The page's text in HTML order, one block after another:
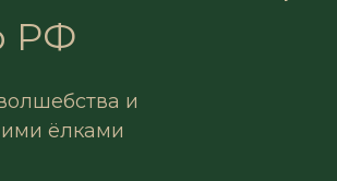
РФ
и
ёлками